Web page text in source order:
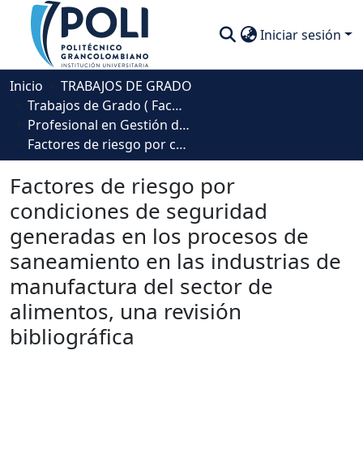
Iniciar sesión
Comunidades
Descubre
Estadísticas
Inicio
TRABAJOS DE GRADO
Trabajos de Grado ( Facultad de Sociedad, Cultura y Creatividad)
Profesional en Gestión de la Seguridad y la Salud Laboral
Factores de riesgo por condiciones de seguridad generadas en los procesos de saneamiento en las industrias de manufactura del sector de alimentos, una revisión bibliográfica
Factores de riesgo por
condiciones de seguridad
generadas en los procesos de
saneamiento en las industrias de
manufactura del sector de
alimentos, una revisión
bibliográfica